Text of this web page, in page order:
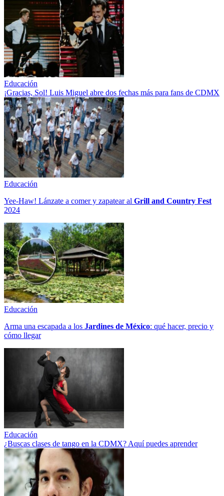
Educación
¡Gracias, Sol! Luis Miguel abre dos fechas más para fans de CDMX
Educación
Yee-Haw! Lánzate a comer y zapatear al Grill and Country Fest
2024
Educación
Arma una escapada a los Jardines de México: qué hacer, precio y
cómo llegar
Educación
¿Buscas clases de tango en la CDMX? Aquí puedes aprender